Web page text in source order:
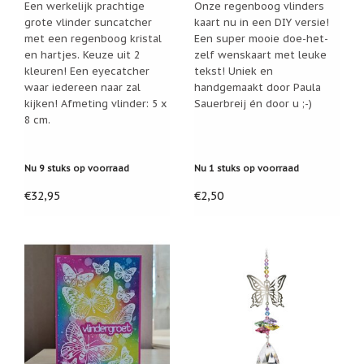
Nieuw:
betalen
in
3
termijnen!
Verhuizingsuitverkoop
Hulp
nodig
vinden
een
cadeautje?
Nieuwsbrieven
Vrolijke
Een werkelijk prachtige
grote vlinder suncatcher
met een regenboog kristal
en hartjes. Keuze uit 2
kleuren! Een eyecatcher
waar iedereen naar zal
kijken! Afmeting vlinder: 5 x
8 cm.
Nu 9 stuks op voorraad
€32,95
Onze regenboog vlinders
kaart nu in een DIY versie!
Een super mooie doe-het-
zelf wenskaart met leuke
tekst! Uniek en
handgemaakt door Paula
Sauerbreij én door u ;-)
Nu 1 stuks op voorraad
€2,50